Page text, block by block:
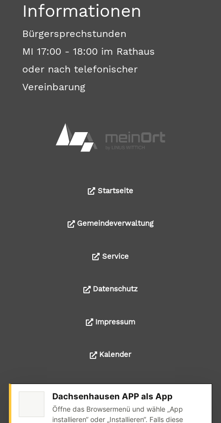
Informationen
Bürgersprechstunden
MI 17:00 - 18:00 im Rathaus
oder nach telefonischer
Vereinbarung
Startseite
Gemeindeverwaltung
Service
Datenschutz
Impressum
Kalender
© 2024 Alle Rechte liegen bei der Ortsgemeinde
Dachsenhausen
Dachsenhausen APP als App
Öffne das Browsermenü und wähle „App
installieren“ oder „Installieren“. Falls diese